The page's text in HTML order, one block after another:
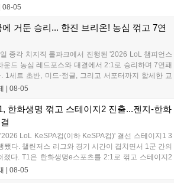
서 정말 기쁘고 잘해준 선수들에게 고맙다"고 전했고,
08-05
에 거둔 승리... 한진 브리온! 농심 꺾고 7연
종각 치지직 롤파크에서 진행된 '2026 LoL 챔피언스
운드 농심 레드포스와 대결에서 2:1로 승리하며 7연패
1세트 초반, 미드-정글, 그리고 서포터까지 합세한 교
교환한 뒤 서로 팽팽한 상황이 이어졌다. 그리고 20
08-05
한화생명 꺾고 스테이지2 진출...젠지-한화
LoL KeSPA컵(이하 KeSPA컵)' 결선 스테이지1 3
됐다. 챌린저스 리그와 경기 시간이 겹치면서 1군 간의
졌다. T1은 한화생명e스포츠를 2:1로 꺾고 스테이지2
e스포츠는 DN 수퍼스를 완파하며 3라운드로 향했다.
08-05